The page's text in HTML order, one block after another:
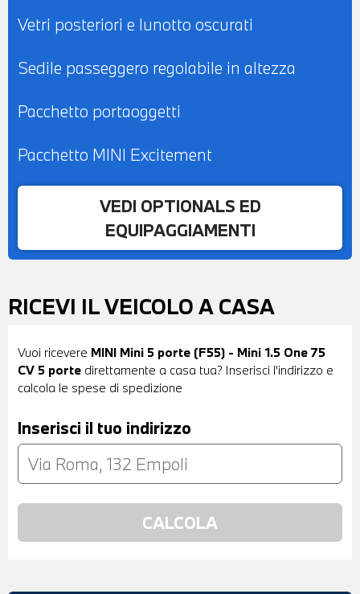
Vetri posteriori e lunotto oscurati
Sedile passeggero regolabile in altezza
Pacchetto portaoggetti
Pacchetto MINI Excitement
VEDI OPTIONALS ED
EQUIPAGGIAMENTI
RICEVI IL VEICOLO A CASA
Vuoi ricevere MINI Mini 5 porte (F55) - Mini 1.5 One 75
CV 5 porte direttamente a casa tua? Inserisci l'indirizzo e
calcola le spese di spedizione
Inserisci il tuo indirizzo